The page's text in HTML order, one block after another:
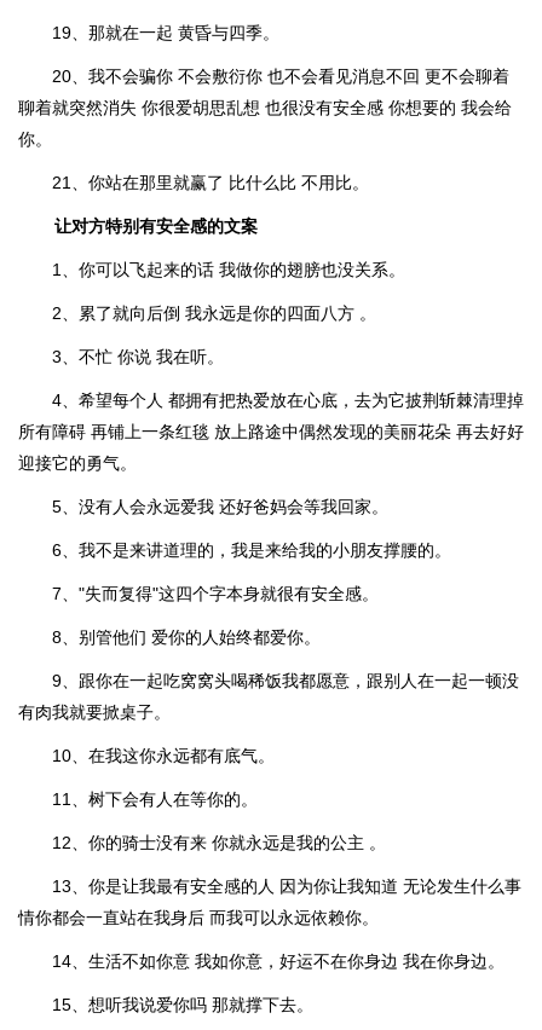
19、那就在一起 黄昏与四季。
20、我不会骗你 不会敷衍你 也不会看见消息不回 更不会聊着
聊着就突然消失 你很爱胡思乱想 也很没有安全感 你想要的 我会给
你。
21、你站在那里就赢了 比什么比 不用比。
让对方特别有安全感的文案
1、你可以飞起来的话 我做你的翅膀也没关系。
2、累了就向后倒 我永远是你的四面八方 。
3、不忙 你说 我在听。
4、希望每个人 都拥有把热爱放在心底，去为它披荆斩棘清理掉
所有障碍 再铺上一条红毯 放上路途中偶然发现的美丽花朵 再去好好
迎接它的勇气。
5、没有人会永远爱我 还好爸妈会等我回家。
6、我不是来讲道理的，我是来给我的小朋友撑腰的。
7、"失而复得"这四个字本身就很有安全感。
8、别管他们 爱你的人始终都爱你。
9、跟你在一起吃窝窝头喝稀饭我都愿意，跟别人在一起一顿没
有肉我就要掀桌子。
10、在我这你永远都有底气。
11、树下会有人在等你的。
12、你的骑士没有来 你就永远是我的公主 。
13、你是让我最有安全感的人 因为你让我知道 无论发生什么事
情你都会一直站在我身后 而我可以永远依赖你。
14、生活不如你意 我如你意，好运不在你身边 我在你身边。
15、想听我说爱你吗 那就撑下去。